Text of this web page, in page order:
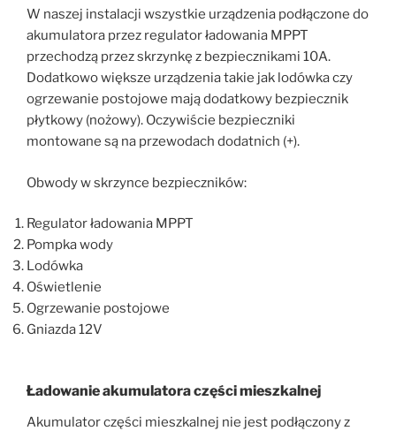
W naszej instalacji wszystkie urządzenia podłączone do
akumulatora przez regulator ładowania MPPT
przechodzą przez skrzynkę z bezpiecznikami 10A.
Dodatkowo większe urządzenia takie jak lodówka czy
ogrzewanie postojowe mają dodatkowy bezpiecznik
płytkowy (nożowy). Oczywiście bezpieczniki
montowane są na przewodach dodatnich (+).
Obwody w skrzynce bezpieczników:
Regulator ładowania MPPT
Pompka wody
Lodówka
Oświetlenie
Ogrzewanie postojowe
Gniazda 12V
Ładowanie akumulatora części mieszkalnej
Akumulator części mieszkalnej nie jest podłączony z